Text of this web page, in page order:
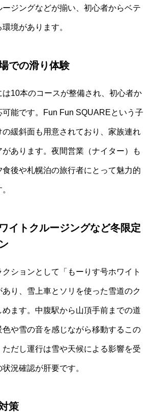
ジングなどが揃い、初心者からベテ
境があります。
での滑り体験
10本のコースが整備され、初心者か
可能です。Fun Fun SQUAREという子
の緩斜面も用意されており、家族連れ
あります。夜間営業（ナイター）も
後や札幌泊の旅行者にとって魅力的
イトクルージングなど冬限定
ションとして「もーりす号ホワイト
あり、雪上車とソリを使った雪道のク
めます。中腹駅から山頂手前までの道
色や雪の音を感じながら移動するこの
だし運行は雪や天候による影響を受
況確認が肝要です。
策